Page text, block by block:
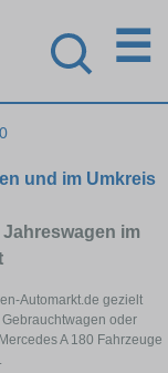
☰
und im Umkreis
im
Automarkt.de gezielt
oder
A 180 Fahrzeuge